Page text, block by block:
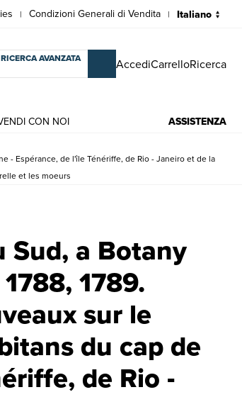
| Condizioni Generali di Vendita |
RICERCA AVANZATA AccediCarrelloRicerca
CON NOI ASSISTENZA
- Espérance, de l'île Ténériffe, de Rio - Janeiro et de la
et les moeurs
Sud, a Botany
1789.
sur le
du cap de
de Rio -
Ouvrage où l'on trouve de nouveaux sur